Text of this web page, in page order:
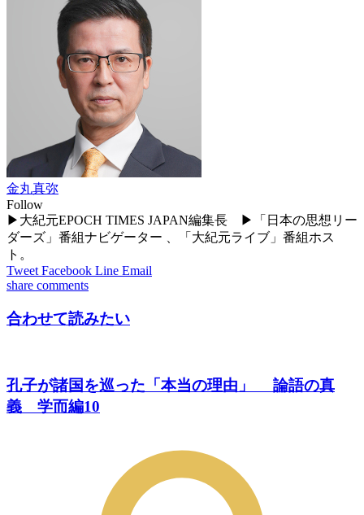
金丸真弥
Follow
▶大紀元EPOCH TIMES JAPAN編集長 ▶「日本の思想リー
ダーズ」番組ナビゲーター 、「大紀元ライブ」番組ホス
ト。
Tweet Facebook Line Email
share comments
合わせて読みたい
孔子が諸国を巡った「本当の理由」 論語の真
義 学而編10